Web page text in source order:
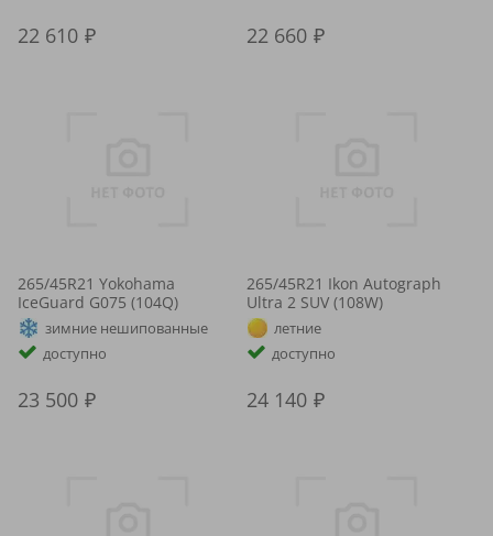
22 610 22 660
265/45R21 Yokohama
IceGuard G075 (104Q)
зимние нешипованные
доступно
23 500
265/45R21 Ikon Autograph
Ultra 2 SUV (108W)
летние
доступно
24 140